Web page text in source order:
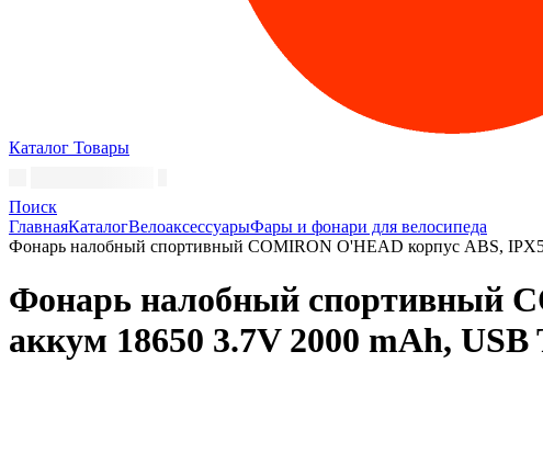
Каталог Товары
Поиск
ГлавнаяКаталогВелоаксессуарыФары и фонари для велосипеда
Фонарь налобный спортивный COMIRON O'HEAD корпус ABS,
Фонарь налобный спортивный
аккум 18650 3.7V 2000 mAh,